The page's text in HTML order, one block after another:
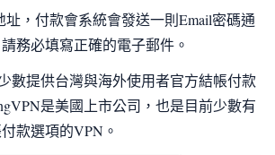
址，付款會系統會發送一則Email密碼通
務必填寫正確的電子郵件。
數提供台灣與海外使用者官方結帳付款
是美國上市公司，也是目前少數有
款選項的VPN。